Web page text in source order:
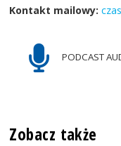
Kontakt mailowy:
PODCAST
Zobacz także